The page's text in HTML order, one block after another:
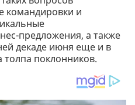
командировки и
предложения, а также
декаде июня еще и в
толпа поклонников.